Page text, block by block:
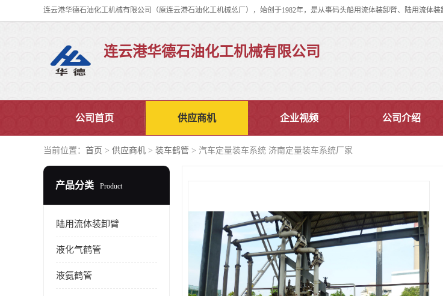
连云港华德石油化工机械有限公司
公司首页 供应商机 企业视频 公司介绍
当前位置： 首页 > 供应商机 > 装车鹤管 > 汽车定量装车系统 济南定量装车系统厂家
产品分类 Product
陆用流体装卸臂
液化气鹤管
液氨鹤管